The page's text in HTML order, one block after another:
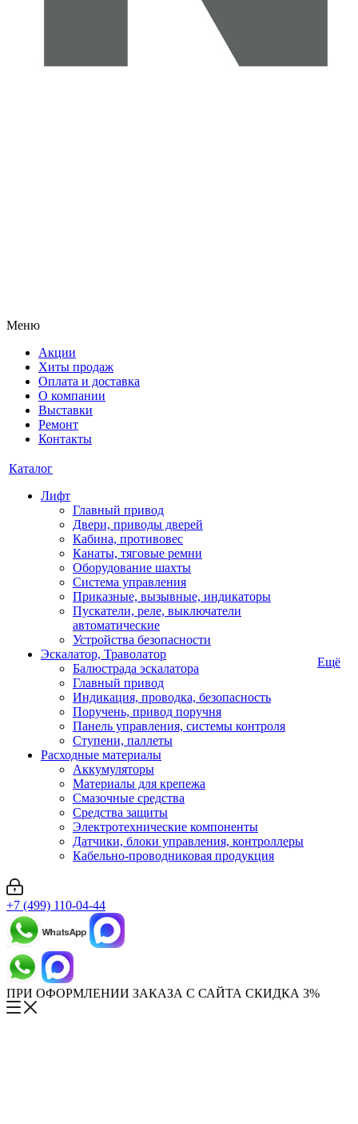
Меню
Акции
Хиты продаж
Оплата и доставка
О компании
Выставки
Ремонт
Контакты
Каталог
Лифт
Главный привод
Двери, приводы дверей
Кабина, противовес
Канаты, тяговые ремни
Оборудование шахты
Система управления
Приказные, вызывные, индикаторы
Пускатели, реле, выключатели
автоматические
Устройства безопасности
Эскалатор, Траволатор
Балюстрада эскалатора
Главный привод
Индикация, проводка, безопасность
Поручень, привод поручня
Панель управления, системы контроля
Ступени, паллеты
Расходные материалы
Аккумуляторы
Материалы для крепежа
Смазочные средства
Средства защиты
Электротехнические компоненты
Датчики, блоки управления, контроллеры
Кабельно-проводниковая продукция
Ещё
+7 (499) 110-04-44
ПРИ ОФОРМЛЕНИИ ЗАКАЗА С САЙТА СКИДКА 3%